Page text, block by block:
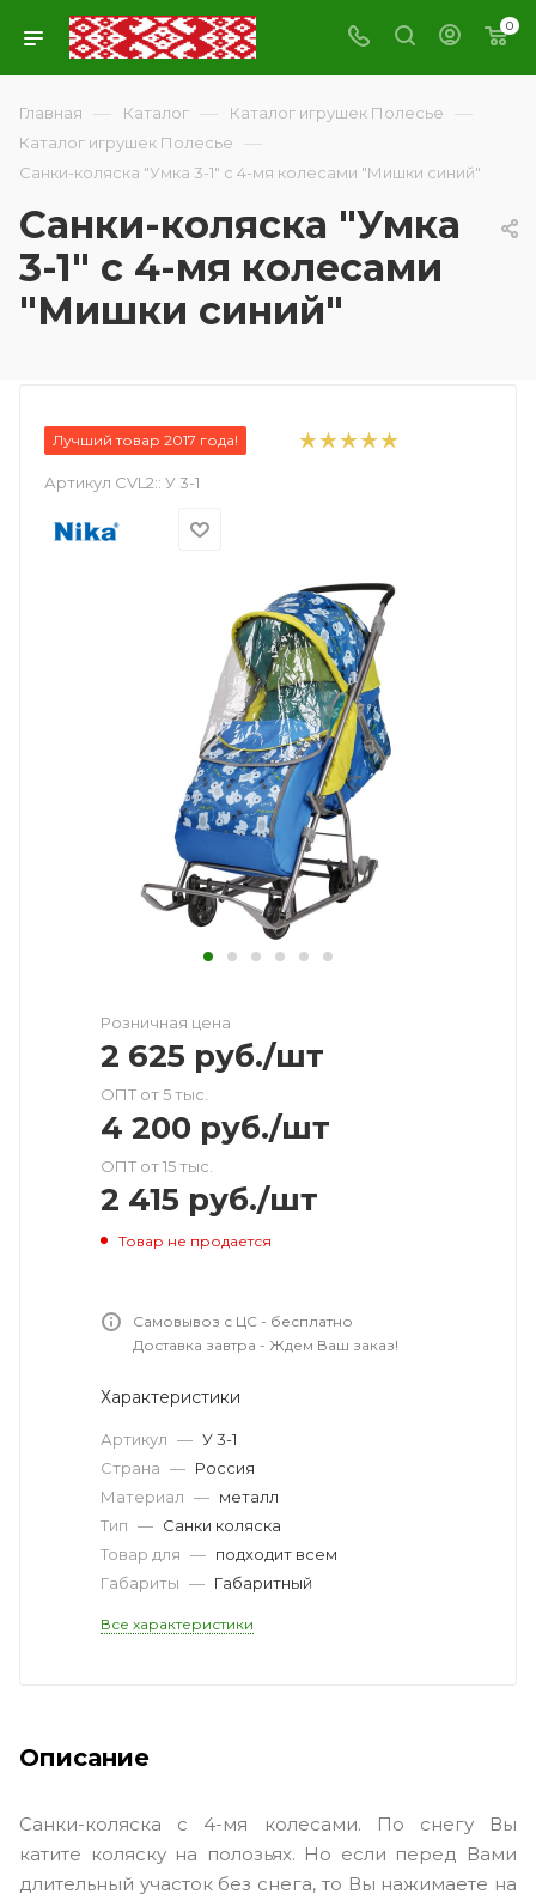
0
Главная — Каталог — Каталог игрушек Полесье —
Каталог игрушек Полесье —
Санки-коляска "Умка 3-1" с 4-мя колесами "Мишки синий"
Санки-коляска "Умка
3-1" с 4-мя колесами
"Мишки синий"
Лучший товар 2017 года!
Артикул CVL2:: У 3-1
Розничная цена
2 625 руб./шт
ОПТ от 5 тыс.
4 200 руб./шт
ОПТ от 15 тыс.
2 415 руб./шт
Товар не продается
Самовывоз с ЦС - бесплатно
Доставка завтра - Ждем Ваш заказ!
Характеристики
Артикул — У 3-1
Страна — Россия
Материал — металл
Тип — Санки коляска
Товар для — подходит всем
Габариты — Габаритный
Все характеристики
Описание
Санки-коляска с 4-мя колесами. По снегу Вы
катите коляску на полозьях. Но если перед Вами
длительный участок без снега, то Вы нажимаете на